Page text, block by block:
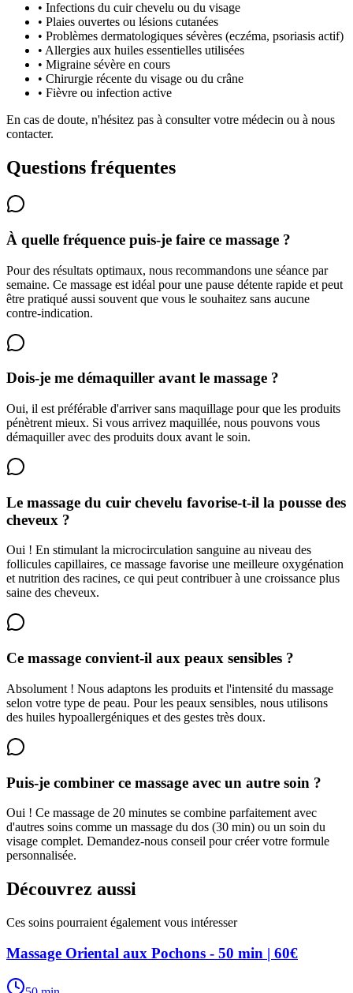
• Infections du cuir chevelu ou du visage
• Plaies ouvertes ou lésions cutanées
• Problèmes dermatologiques sévères (eczéma, psoriasis actif)
• Allergies aux huiles essentielles utilisées
• Migraine sévère en cours
• Chirurgie récente du visage ou du crâne
• Fièvre ou infection active
En cas de doute, n'hésitez pas à consulter votre médecin ou à nous
contacter.
Questions fréquentes
À quelle fréquence puis-je faire ce massage ?
Pour des résultats optimaux, nous recommandons une séance par
semaine. Ce massage est idéal pour une pause détente rapide et peut
être pratiqué aussi souvent que vous le souhaitez sans aucune
contre-indication.
Dois-je me démaquiller avant le massage ?
Oui, il est préférable d'arriver sans maquillage pour que les produits
pénètrent mieux. Si vous arrivez maquillée, nous pouvons vous
démaquiller avec des produits doux avant le soin.
Le massage du cuir chevelu favorise-t-il la pousse des
cheveux ?
Oui ! En stimulant la microcirculation sanguine au niveau des
follicules capillaires, ce massage favorise une meilleure oxygénation
et nutrition des racines, ce qui peut contribuer à une croissance plus
saine des cheveux.
Ce massage convient-il aux peaux sensibles ?
Absolument ! Nous adaptons les produits et l'intensité du massage
selon votre type de peau. Pour les peaux sensibles, nous utilisons
des huiles hypoallergéniques et des gestes très doux.
Puis-je combiner ce massage avec un autre soin ?
Oui ! Ce massage de 20 minutes se combine parfaitement avec
d'autres soins comme un massage du dos (30 min) ou un soin du
visage complet. Demandez-nous conseil pour créer votre formule
personnalisée.
Découvrez aussi
Ces soins pourraient également vous intéresser
Massage Oriental aux Pochons - 50 min | 60€